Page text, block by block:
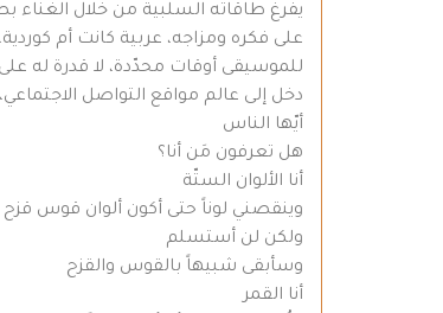
يفرغ طاقاته السلبية من خلال الغناء
على فكره ومزاجه، عربية كانت أم
للموسيقى أوقات محدّدة، لا قدرة له
دخل إلى عالم مواقع التواصل الاجتماعي،
أيّها الناس
هل تعرفون مَن أنا؟
أنا الألوان الستّة
وينقصني لوناً حتى أكون ألوان قوس قزح
ولكن لن أستسلم
وسأبقى شبيهاً بالقوس والقزح
أنا القمر